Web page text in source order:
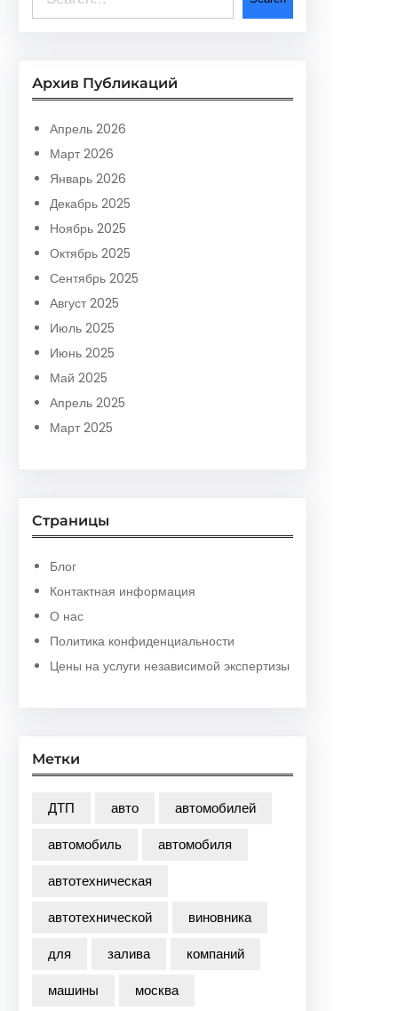
e
r
c
h
Архив Публикаций
Апрель 2026
Март 2026
Январь 2026
Декабрь 2025
Ноябрь 2025
Октябрь 2025
Сентябрь 2025
Август 2025
Июль 2025
Июнь 2025
Май 2025
Апрель 2025
Март 2025
Страницы
Блог
Контактная информация
О нас
Политика конфиденциальности
Цены на услуги независимой экспертизы
Метки
ДТП авто
автомобилей
автомобиль
автомобиля
автотехническая
автотехнической
виновника
для
залива
компаний
машины
москва